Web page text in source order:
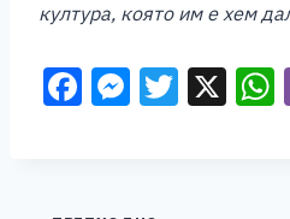
култура, която им е хем
F M T X